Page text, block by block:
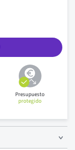
Presupuesto
protegido